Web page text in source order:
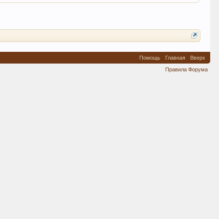
Помощь Главная
Вверх
Правила Форума